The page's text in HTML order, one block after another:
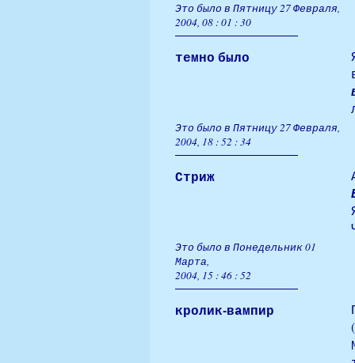
Это было в Пятницу 27 Февраля,
2004, 08 : 01 : 30
темно было
Это было в Пятницу 27 Февраля,
2004, 18 : 52 : 34
Стриж
Это было в Понедельник 01
Марта,
2004, 15 : 46 : 52
кролик-вампир